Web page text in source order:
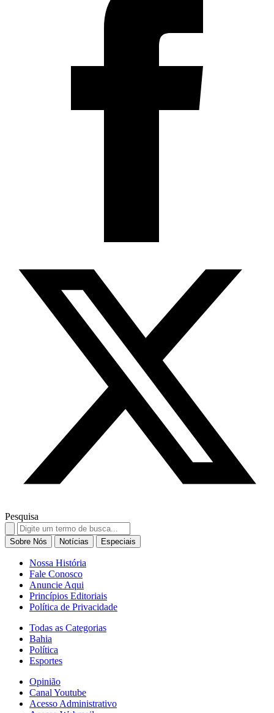
Pesquisa
Search
for:
Sobre Nós Notícias Especiais
Nossa História
Fale Conosco
Anuncie Aqui
Princípios Editoriais
Política de Privacidade
Todas as Categorias
Bahia
Política
Esportes
Opinião
Canal Youtube
Acesso Administrativo